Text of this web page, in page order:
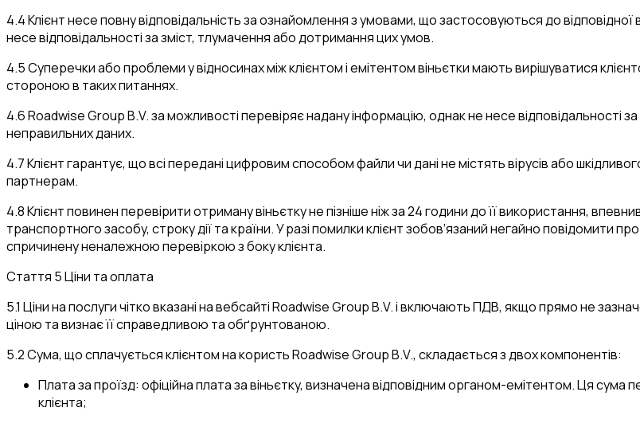
4.4 Клієнт несе повну відповідальність за ознайомлення з умовами, що застосовуються до
несе відповідальності за зміст, тлумачення або дотримання цих умов.
4.5 Суперечки або проблеми у відносинах між клієнтом і емітентом віньєтки мають вирішуватися
стороною в таких питаннях.
4.6 Roadwise Group B.V. за можливості перевіряє надану інформацію, однак не несе відповідальності
неправильних даних.
4.7 Клієнт гарантує, що всі передані цифровим способом файли чи дані не містять вірусів або
партнерам.
4.8 Клієнт повинен перевірити отриману віньєтку не пізніше ніж за 24 години до її використання,
транспортного засобу, строку дії та країни. У разі помилки клієнт зобов’язаний негайно повідомити
спричинену неналежною перевіркою з боку клієнта.
Стаття 5 Ціни та оплата
5.1 Ціни на послуги чітко вказані на вебсайті Roadwise Group B.V. і включають ПДВ, якщо прямо не
ціною та визнає її справедливою та обґрунтованою.
5.2 Сума, що сплачується клієнтом на користь Roadwise Group B.V., складається з двох компонентів:
Плата за проїзд: офіційна плата за віньєтку, визначена відповідним органом-емітентом. Ця сума
клієнта;